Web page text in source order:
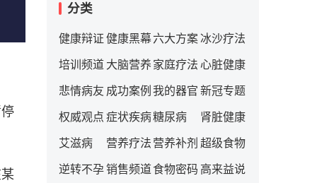
分类
健康辩证 健康黑幕 六大方案冰沙疗法
培训频道 大脑营养 家庭疗法 心脏健康
悲情病友 成功案例 我的器官 新冠专题
权威观点 症状疾病糖尿病 肾脏健康
艾滋病 营养疗法 营养补剂 超级食物
逆转不孕销售频道食物密码 高来益说